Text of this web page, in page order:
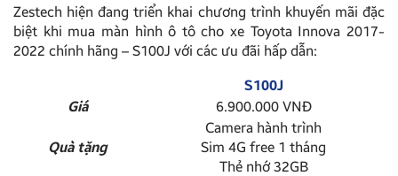
Zestech hiện đang triển khai chương trình khuyến mãi đặc
biệt khi mua màn hình ô tô cho xe Toyota Innova 2017-
2022 chính hãng – S100J với các ưu đãi hấp dẫn:
S100J
Giá
6.900.000 VNĐ
Quà tặng
Camera hành trình
Sim 4G free 1 tháng
Thẻ nhớ 32GB